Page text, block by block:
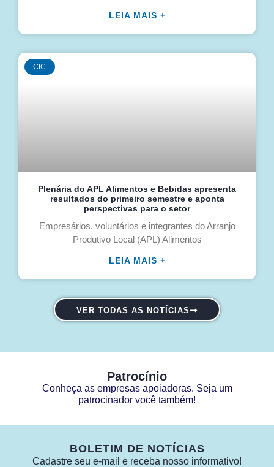
LEIA MAIS +
CIC
Plenária do APL Alimentos e Bebidas apresenta
resultados do primeiro semestre e aponta
perspectivas para o setor
Empresários, voluntários e integrantes do Arranjo
Produtivo Local (APL) Alimentos
LEIA MAIS +
VER TODAS AS NOTÍCIAS
Patrocínio
Conheça as empresas apoiadoras. Seja um
patrocinador você também!
BOLETIM DE NOTÍCIAS
Cadastre seu e-mail e receba nosso informativo!